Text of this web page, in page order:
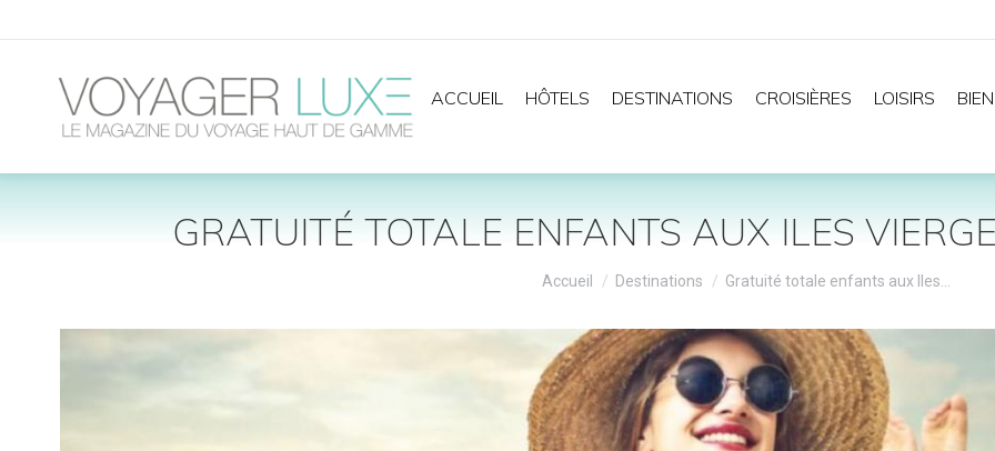
ACCUEIL HÔTELS DESTINATIONS CROISIÈRES LOISIRS
GRATUITÉ TOTALE ENFANTS AUX ILES
Vous êtes ici :
Accueil Destinations Gratuité totale enfants aux Iles…